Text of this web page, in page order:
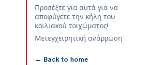
Προσέξτε για αυτά για να
αποφύγετε την κήλη του
κοιλιακού τοιχώματος!
Μετεγχειρητική ανάρρωση
← Back to home